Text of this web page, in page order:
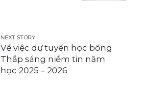
NEXT STORY
Về việc dự tuyển học bổng
Thắp sáng niềm tin năm
học 2025 – 2026